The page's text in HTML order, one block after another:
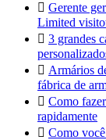
 Gerente
Limited
 3 grandes
 Armários
fábrica de
 Como
rapidamente
 Como